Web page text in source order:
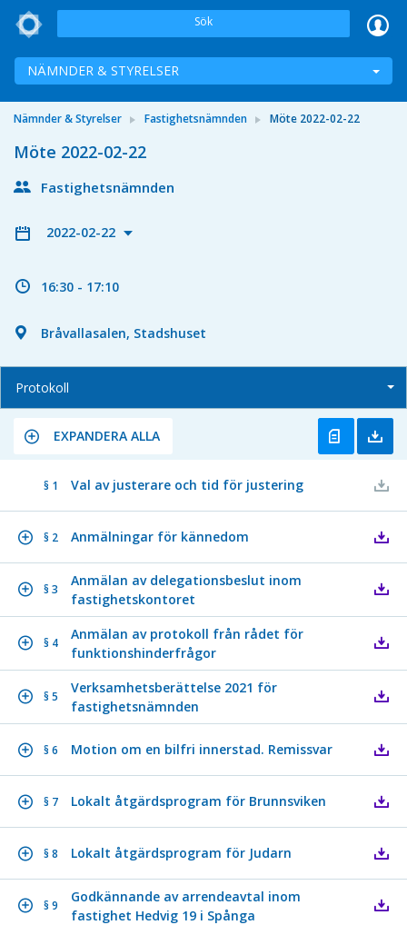
Sök
NÄMNDER & STYRELSER
Nämnder & Styrelser Fastighetsnämnden Möte 2022-02-22
Möte 2022-02-22
Fastighetsnämnden
2022-02-22
16:30 - 17:10
Bråvallasalen, Stadshuset
Protokoll
EXPANDERA ALLA
§ 1 Val av justerare och tid för justering
§ 2 Anmälningar för kännedom
§ 3
Anmälan av delegationsbeslut inom
fastighetskontoret
§ 4
Anmälan av protokoll från rådet för
funktionshinderfrågor
§ 5
Verksamhetsberättelse 2021 för
fastighetsnämnden
§ 6 Motion om en bilfri innerstad. Remissvar
§ 7 Lokalt åtgärdsprogram för Brunnsviken
§ 8 Lokalt åtgärdsprogram för Judarn
§ 9
Godkännande av arrendeavtal inom
fastighet Hedvig 19 i Spånga